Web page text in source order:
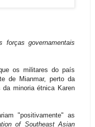
governamentais
os militares do país
de Mianmar, perto da
da minoria étnica Karen
"positivamente" as
of Southeast Asian